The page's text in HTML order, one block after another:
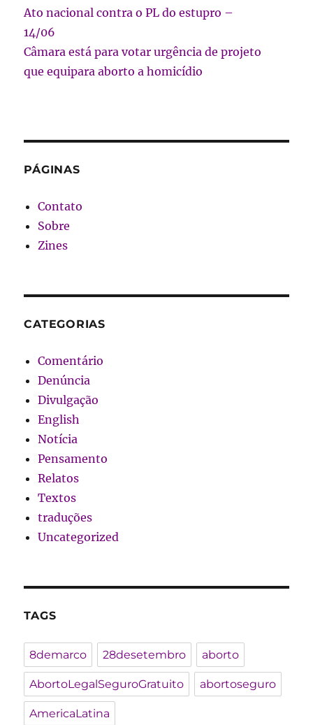
Ato nacional contra o PL do estupro –
14/06
Câmara está para votar urgência de projeto
que equipara aborto a homicídio
PÁGINAS
Contato
Sobre
Zines
CATEGORIAS
Comentário
Denúncia
Divulgação
English
Notícia
Pensamento
Relatos
Textos
traduções
Uncategorized
TAGS
8demarco 28desetembro aborto
AbortoLegalSeguroGratuito abortoseguro
AmericaLatina